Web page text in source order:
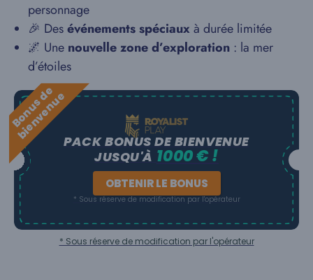
personnage
🎉 Desévénements spéciaux à durée limitée
🌌 Une nouvelle zone d’exploration : la mer
d’étoiles
B
o
n
u
s
d
e
b
i
e
n
v
e
n
u
ePACK BONUS DE BIENVENUE
JUSQU'À 1000 € !
OBTENIR LE BONUS
* Sous réserve de modification par l'opérateur
* Sous réserve de modification par l'opérateur